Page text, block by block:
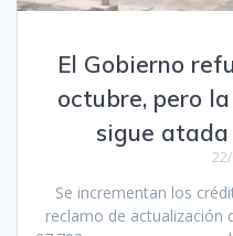
El Gobierno
octubre, pero
sigue atada
Se incrementan los
reclamo de actualización